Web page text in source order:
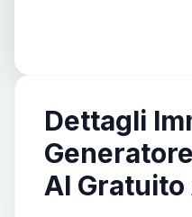
Dettagli
AI Gratuito